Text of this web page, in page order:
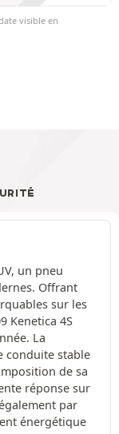
visible en
un pneu
Offrant
sur les
Kenetica 4S
La
conduite stable
de sa
réponse sur
par
énergétique